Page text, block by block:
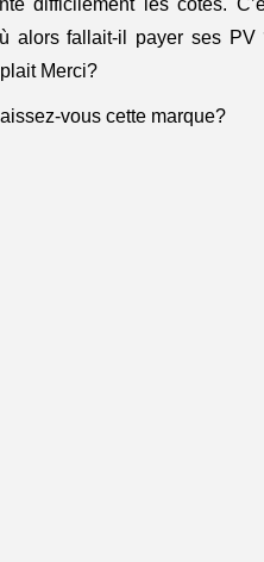
difficilement les côtes.
alors fallait-il payer ses
Merci?
vous cette marque?